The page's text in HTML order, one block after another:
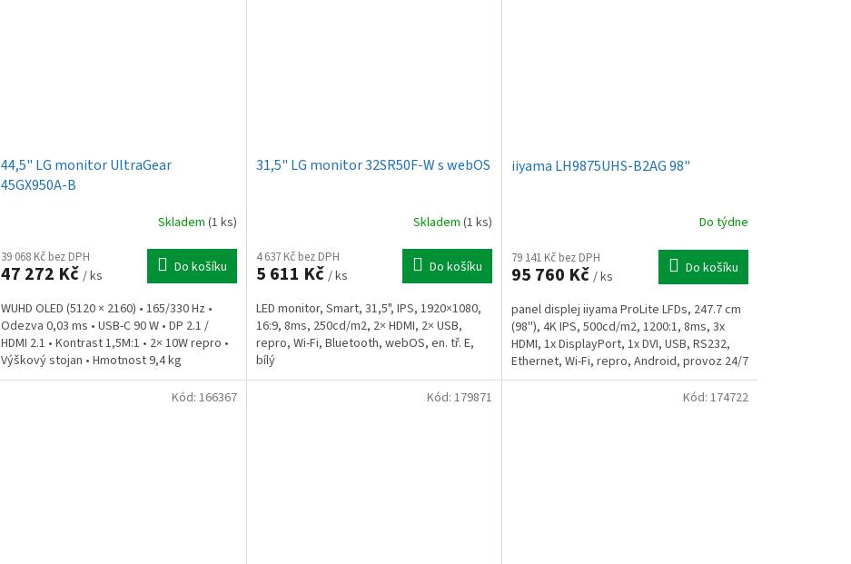
44,5" LG monitor UltraGear
45GX950A-B
Skladem (1 ks)
39 068 Kč bez DPH
47 272 Kč / ks Do košíku
WUHD OLED (5120 × 2160) • 165/330 Hz •
Odezva 0,03 ms • USB-C 90 W • DP 2.1 /
HDMI 2.1 • Kontrast 1,5M:1 • 2× 10W repro •
Výškový stojan • Hmotnost 9,4 kg
31,5" LG monitor 32SR50F-W s webOS
Skladem (1 ks)
4 637 Kč bez DPH
5 611 Kč / ks Do košíku
LED monitor, Smart, 31,5", IPS, 1920×1080,
16:9, 8ms, 250cd/m2, 2× HDMI, 2× USB,
repro, Wi-Fi, Bluetooth, webOS, en. tř. E,
bílý
iiyama LH9875UHS-B2AG 98"
Do týdne
79 141 Kč bez DPH
95 760 Kč / ks Do košíku
panel displej iiyama ProLite LFDs, 247.7 cm
(98''), 4K IPS, 500cd/m2, 1200:1, 8ms, 3x
HDMI, 1x DisplayPort, 1x DVI, USB, RS232,
Ethernet, Wi-Fi, repro, Android, provoz 24/7
Kód: 166367 Kód: 179871 Kód: 174722